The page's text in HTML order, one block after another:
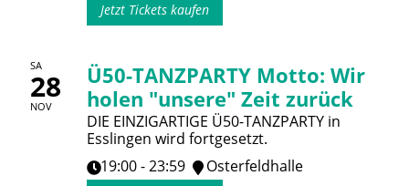
Jetzt Tickets kaufen
SA
28
NOV
Ü50-TANZPARTY Motto: Wir
holen "unsere" Zeit zurück
DIE EINZIGARTIGE Ü50-TANZPARTY in
Esslingen wird fortgesetzt.
19:00 - 23:59
Osterfeldhalle